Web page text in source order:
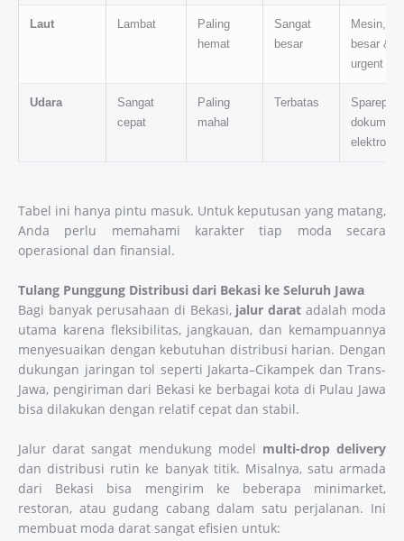
Laut Lambat
Paling
hemat
Sangat
besar
Mesin,
besar &
urgent
Udara
Sangat
cepat
Paling
mahal
Terbatas
dokumen
elektronik
Tabel ini hanya pintu masuk. Untuk keputusan yang matang,
Anda perlu memahami karakter tiap moda secara
operasional dan finansial.
Tulang Punggung Distribusi dari Bekasi ke Seluruh Jawa
Bagi banyak perusahaan di Bekasi, jalur darat adalah moda
utama karena fleksibilitas, jangkauan, dan kemampuannya
menyesuaikan dengan kebutuhan distribusi harian. Dengan
dukungan jaringan tol seperti Jakarta–Cikampek dan Trans-
Jawa, pengiriman dari Bekasi ke berbagai kota di Pulau Jawa
bisa dilakukan dengan relatif cepat dan stabil.
Jalur darat sangat mendukung model multi-drop delivery
dan distribusi rutin ke banyak titik. Misalnya, satu armada
dari Bekasi bisa mengirim ke beberapa minimarket,
restoran, atau gudang cabang dalam satu perjalanan. Ini
membuat moda darat sangat efisien untuk: